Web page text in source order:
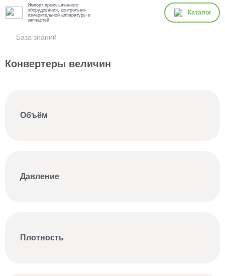
Импорт промышленного
оборудования, контрольно-
измерительной аппаратуры и
запчастей
Каталог
База знаний
Конвертеры величин
Объём
Давление
Плотность